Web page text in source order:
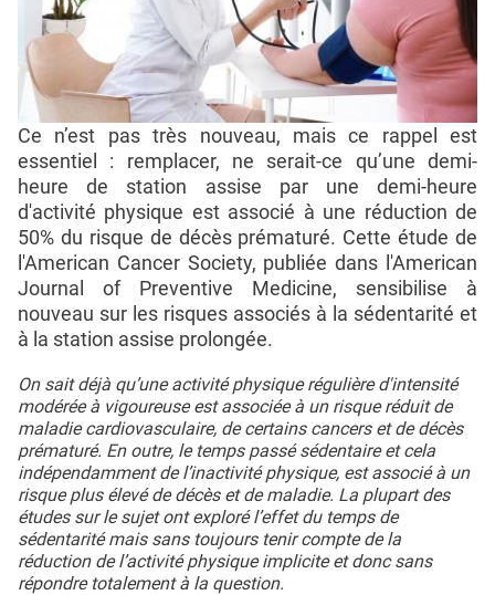
Ce n’est pas très nouveau, mais ce rappel est
essentiel : remplacer, ne serait-ce qu’une demi-
heure de station assise par une demi-heure
d'activité physique est associé à une réduction de
50% du risque de décès prématuré. Cette étude de
l'American Cancer Society, publiée dans l'American
Journal of Preventive Medicine, sensibilise à
nouveau sur les risques associés à la sédentarité et
à la station assise prolongée.
On sait déjà qu’une activité physique régulière d'intensité
modérée à vigoureuse est associée à un risque réduit de
maladie cardiovasculaire, de certains cancers et de décès
prématuré. En outre, le temps passé sédentaire et cela
indépendamment de l’inactivité physique, est associé à un
risque plus élevé de décès et de maladie. La plupart des
études sur le sujet ont exploré l’effet du temps de
sédentarité mais sans toujours tenir compte de la
réduction de l’activité physique implicite et donc sans
répondre totalement à la question.